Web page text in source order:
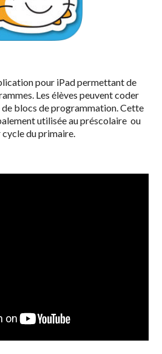
pour iPad permettant de
Les élèves peuvent coder
de blocs de programmation. Cette
utilisée au préscolaire  ou
cycle du primaire.